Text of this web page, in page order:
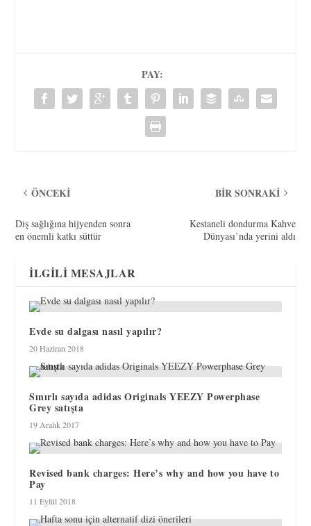
PAY:
ÖNCEKI
Diş sağlığına hijyenden sonra
en önemli katkı süttür
BIR SONRAKI
Kestaneli dondurma Kahve
Dünyası’nda yerini aldı
İLGILI MESAJLAR
Evde su dalgası nasıl yapılır?
20 Haziran 2018
Sınırlı sayıda adidas Originals YEEZY Powerphase
Grey satışta
19 Aralık 2017
Revised bank charges: Here’s why and how you have to
Pay
11 Eylül 2018